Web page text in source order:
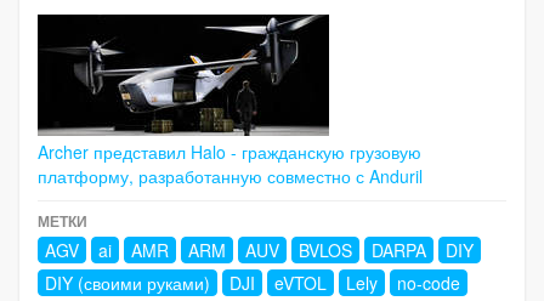
Archer представил Halo - гражданскую грузовую
платформу, разработанную совместно с Anduril
МЕТКИ
AGV ai AMR ARM AUV BVLOS DARPA
DIY
DIY (своими руками)
DJI eVTOL Lely
no-code